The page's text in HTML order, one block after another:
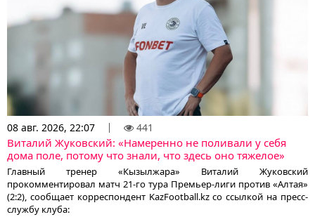
08 авг. 2026, 22:07 441
Виталий Жуковский: «Намеренно не поливали у себя
дома поле, потому что знали, что здесь оно тяжелое»
Главный тренер «Кызылжара» Виталий Жуковский
прокомментировал матч 21-го тура Премьер-лиги против «Алтая»
(2:2), сообщает корреспондент KazFootball.kz со ссылкой на пресс-
службу клуба: